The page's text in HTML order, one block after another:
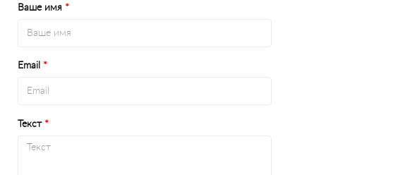
Ваше имя *
Email *
Текст *